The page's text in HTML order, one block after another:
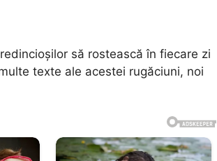
să rostească în fiecare zi
texte ale acestei rugăciuni, noi